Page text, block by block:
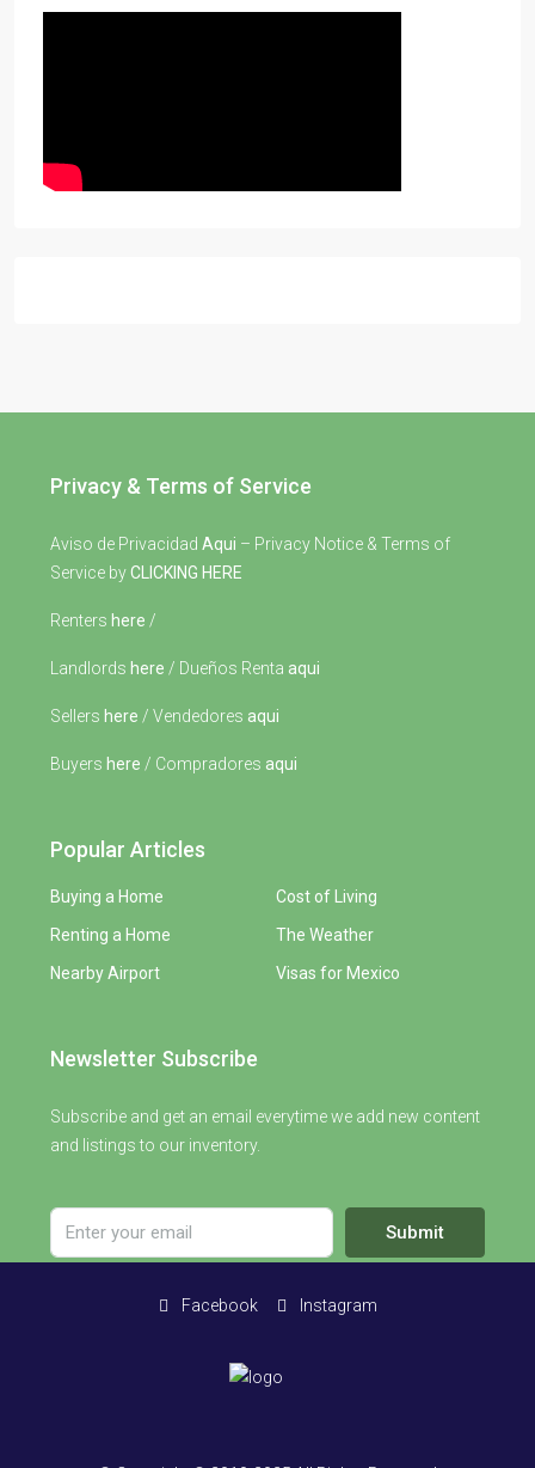
Privacy & Terms of Service
Aviso de Privacidad Aqui – Privacy Notice & Terms of
Service byCLICKING HERE
Renters here /
Landlords here / Dueños Renta aqui
Sellers here / Vendedores aqui
Buyers here / Compradores aqui
Popular Articles
Buying a Home
Renting a Home
Nearby Airport
Cost of Living
The Weather
Visas for Mexico
Newsletter Subscribe
Subscribe and get an email everytime we add new content
and listings to our inventory.
Submit
Facebook Instagram